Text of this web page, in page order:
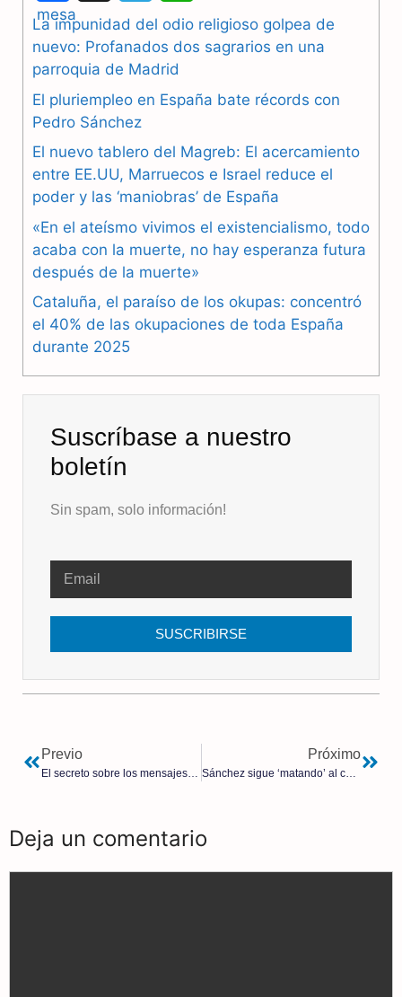
a
c
b
o
o
k
e
l
r
a
m
h
a
A
p
p
La impunidad del odio religioso golpea de
nuevo: Profanados dos sagrarios en una
parroquia de Madrid
El pluriempleo en España bate récords con
Pedro Sánchez
El nuevo tablero del Magreb: El acercamiento
entre EE.UU, Marruecos e Israel reduce el
poder y las ‘maniobras’ de España
«En el ateísmo vivimos el existencialismo, todo
acaba con la muerte, no hay esperanza futura
después de la muerte»
Cataluña, el paraíso de los okupas: concentró
el 40% de las okupaciones de toda España
durante 2025
Suscríbase a nuestro
boletín
Sin spam, solo información!
SUSCRIBIRSE
Previo Próximo
Sánchez sigue ‘matando’ al campo: premia a quienes arranquen sus cultivos y «se suiciden»
Deja un comentario